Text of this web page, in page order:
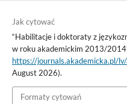
Jak cytować
“Habilitacje i doktoraty z
w roku akademickim 2013/
https://journals.akademicka.pl/
August 2026).
Formaty cytowań